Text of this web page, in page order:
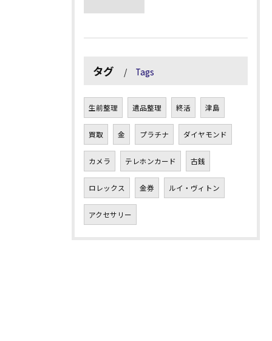
タグ Tags
生前整理 遺品整理 終活 津島
買取 金 プラチナ ダイヤモンド
カメラ テレホンカード 古銭
ロレックス 金券 ルイ・ヴィトン
アクセサリー